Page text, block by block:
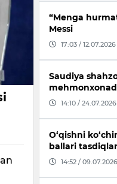
“Menga
Messi
17:03 / 12.07.2026
Saudiya
14:10 / 24.07.2026
O‘qishni
ballari
14:52 / 09.07.2026